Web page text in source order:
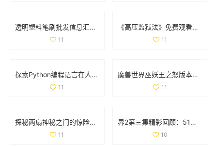
透明塑料笔刷批发信息汇总及价格优惠来源分析
11
《高压监狱法》免费观看，揭示法律与人性的深刻较量
11
探索Python编程语言在人与动物行为模拟中的应用与实践
11
魔兽世界巫妖王之怒版本最受欢迎职业全面分析与推荐
11
探秘两扇神秘之门的惊险视频体验与背后故事
11
界2第三集精彩回顾：51秒视频带你领略剧情高潮时刻
10